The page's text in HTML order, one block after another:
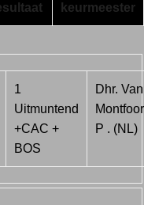
keurmeester
1
Uitmuntend
+CAC +
BOS
Dhr. Van
P . (NL)